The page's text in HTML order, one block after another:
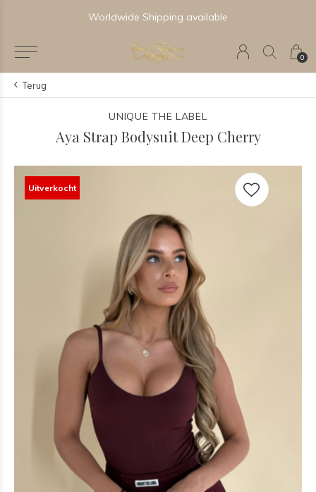
0
Worldwide Shipping available
Terug
UNIQUE THE LABEL
Aya Strap Bodysuit Deep Cherry
Uitverkocht